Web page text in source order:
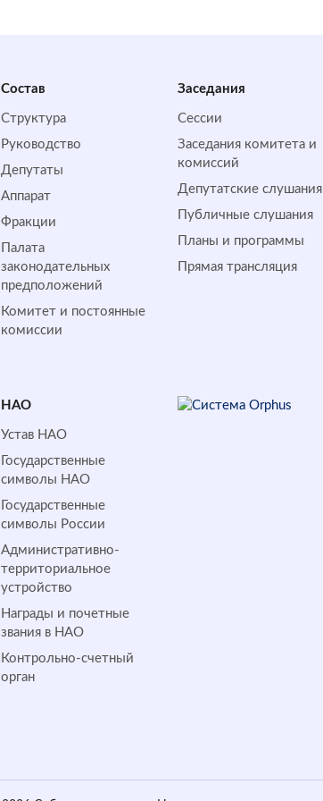
Состав
Структура
Руководство
Депутаты
Аппарат
Фракции
Палата
законодательных
предположений
Комитет и постоянные
комиссии
Заседания
Сессии
Заседания комитета и
комиссий
Депутатские слушания
Публичные слушания
Планы и программы
Прямая трансляция
НАО
Устав НАО
Государственные
символы НАО
Государственные
символы России
Административно-
территориальное
устройство
Награды и почетные
звания в НАО
Контрольно-счетный
орган